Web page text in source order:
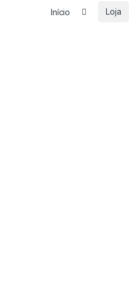
Início Loja